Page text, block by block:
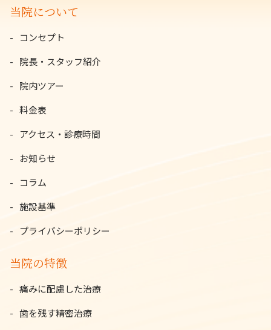
当院について
コンセプト
院長・スタッフ紹介
院内ツアー
料金表
アクセス・診療時間
お知らせ
コラム
施設基準
プライバシーポリシー
当院の特徴
痛みに配慮した治療
歯を残す精密治療